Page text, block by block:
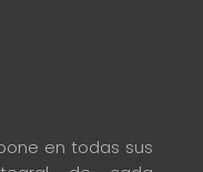
en todas sus